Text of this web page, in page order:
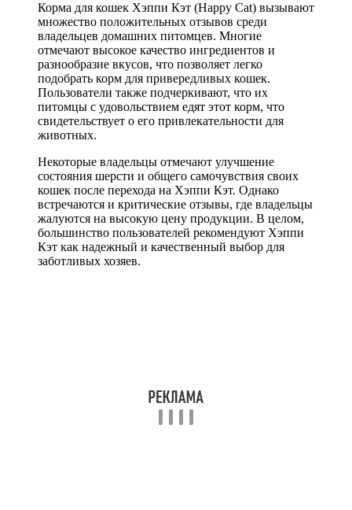
Корма для кошек Хэппи Кэт (Happy Cat) вызывают
множество положительных отзывов среди
владельцев домашних питомцев. Многие
отмечают высокое качество ингредиентов и
разнообразие вкусов, что позволяет легко
подобрать корм для привередливых кошек.
Пользователи также подчеркивают, что их
питомцы с удовольствием едят этот корм, что
свидетельствует о его привлекательности для
животных.
Некоторые владельцы отмечают улучшение
состояния шерсти и общего самочувствия своих
кошек после перехода на Хэппи Кэт. Однако
встречаются и критические отзывы, где владельцы
жалуются на высокую цену продукции. В целом,
большинство пользователей рекомендуют Хэппи
Кэт как надежный и качественный выбор для
заботливых хозяев.